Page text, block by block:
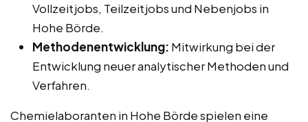
Vollzeitjobs, Teilzeitjobs und Nebenjobs in
Hohe Börde.
Methodenentwicklung: Mitwirkung bei der
Entwicklung neuer analytischer Methoden und
Verfahren.
Chemielaboranten in Hohe Börde spielen eine